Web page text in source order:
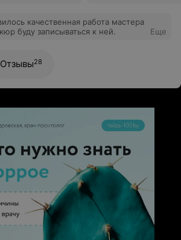
качественная работа мастера
буду записываться к ней.
Еще
Отзывы28